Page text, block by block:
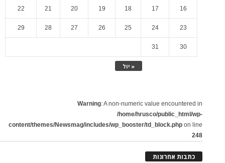
« יול
16
17
18
19
20
21
22
23
24
25
26
27
28
29
30
31
Warning: A non-numeric value encountered in
/home/hrusco/public_html/wp-
content/themes/Newsmag/includes/wp_booster/td_block.php on line
248
כתבות אחרונות